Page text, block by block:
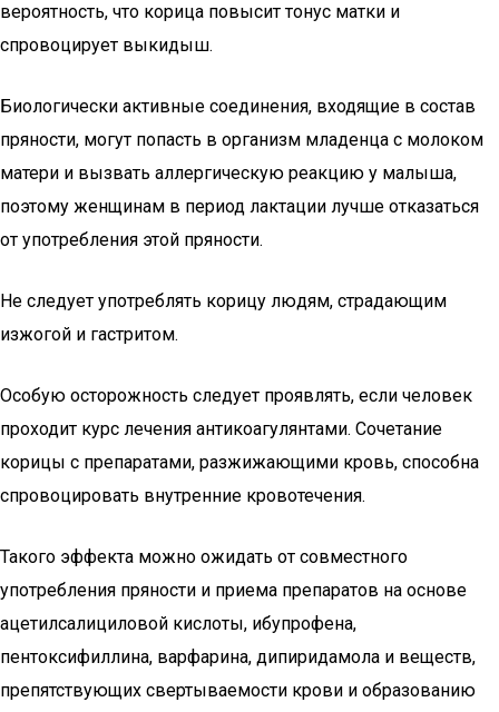
вероятность, что корица повысит тонус матки и
спровоцирует выкидыш.
Биологически активные соединения, входящие в состав
пряности, могут попасть в организм младенца с молоком
матери и вызвать аллергическую реакцию у малыша,
поэтому женщинам в период лактации лучше отказаться
от употребления этой пряности.
Не следует употреблять корицу людям, страдающим
изжогой и гастритом.
Особую осторожность следует проявлять, если человек
проходит курс лечения антикоагулянтами. Сочетание
корицы с препаратами, разжижающими кровь, способна
спровоцировать внутренние кровотечения.
Такого эффекта можно ожидать от совместного
употребления пряности и приема препаратов на основе
ацетилсалициловой кислоты, ибупрофена,
пентоксифиллина, варфарина, дипиридамола и веществ,
препятствующих свертываемости крови и образованию